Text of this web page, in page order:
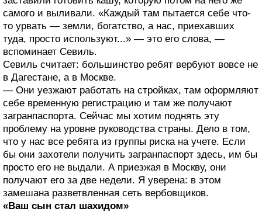
самого и выливали. «Каждый там пытается себе что-
то урвать — земли, богатство, а нас, приехавших
туда, просто используют...» — это его слова, —
вспоминает Севиль.
Севиль считает: большинство ребят вербуют вовсе не
в Дагестане, а в Москве.
— Они уезжают работать на стройках, там оформляют
себе временную регистрацию и там же получают
загранпаспорта. Сейчас мы хотим поднять эту
проблему на уровне руководства страны. Дело в том,
что у нас все ребята из группы риска на учете. Если
бы они захотели получить загранпаспорт здесь, им бы
просто его не выдали. А приезжая в Москву, они
получают его за две недели. Я уверена: в этом
замешана разветвленная сеть вербовщиков.
«Ваш сын стал шахидом»